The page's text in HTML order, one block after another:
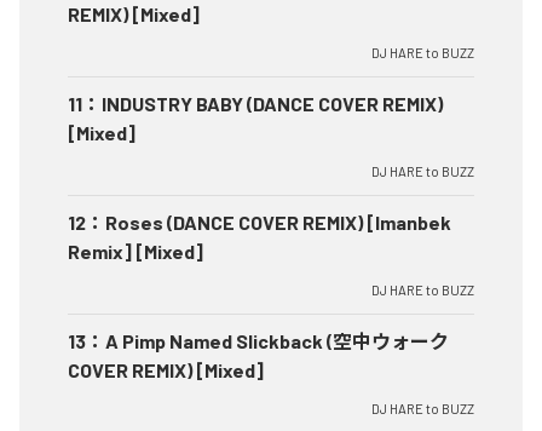
REMIX) [Mixed]
DJ HARE to BUZZ
11 ： INDUSTRY BABY (DANCE COVER REMIX)
[Mixed]
DJ HARE to BUZZ
12 ： Roses (DANCE COVER REMIX) [Imanbek
Remix] [Mixed]
DJ HARE to BUZZ
13 ： A Pimp Named Slickback (空中ウォーク
COVER REMIX) [Mixed]
DJ HARE to BUZZ